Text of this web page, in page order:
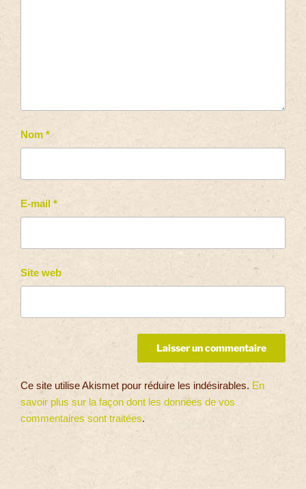
Nom *
E-mail *
Site web
Ce site utilise Akismet pour réduire les indésirables. En
savoir plus sur la façon dont les données de vos
commentaires sont traitées.